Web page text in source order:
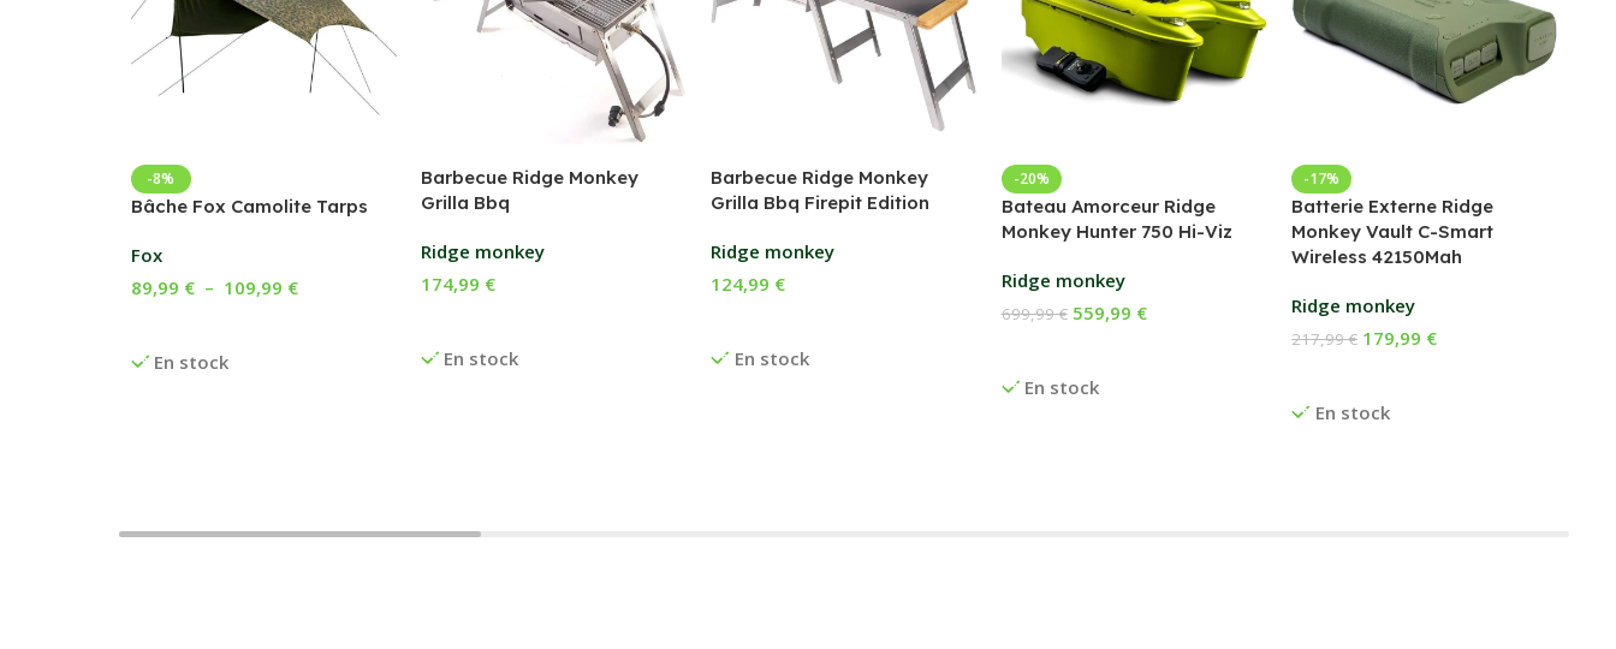
-8%
Bâche Fox Camolite Tarps
Fox
En stock
89,99 € – 109,99 €
Barbecue Ridge Monkey
Grilla Bbq
Ridge monkey
En stock
174,99 €
Barbecue Ridge Monkey
Grilla Bbq Firepit Edition
Ridge monkey
En stock
124,99 €
-20%
Bateau Amorceur Ridge
Monkey Hunter 750 Hi-Viz
Ridge monkey
En stock
699,99€ 559,99 €
-17%
Batterie Externe Ridge
Monkey Vault C-Smart
Wireless 42150Mah
Ridge monkey
En stock
217,99€ 179,99 €